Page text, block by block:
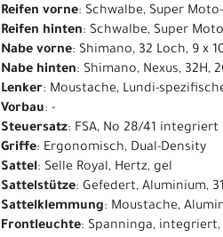
Reifen vorne: Schwalbe, Super
Reifen hinten: Schwalbe, Super
Nabe vorne: Shimano, 32 Loch, 9 x
Nabe hinten: Shimano, Nexus, 32H,
Lenker: Moustache, Lundi-
Vorbau: -
Steuersatz: FSA, No 28/41 integriert
Griffe: Ergonomisch, Dual-Density
Sattel: Selle Royal, Hertz, gel
Sattelstütze: Gefedert, Aluminium,
Sattelklemmung: Moustache,
Frontleuchte: Spanninga, integriert,